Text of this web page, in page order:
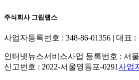
주식회사 그립랩스
사업자등록번호 : 348-86-01356 | 대표 :
인터넷뉴스서비스사업 등록번호 : 서
신고번호 : 2022-서울영등포-0291사업